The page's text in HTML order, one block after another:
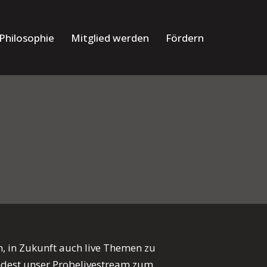
Philosophie Mitglied werden Fördern
in Zukunft auch live Themen zu